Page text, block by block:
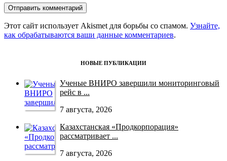
Этот сайт использует Akismet для борьбы со спамом. Узнайте,
как обрабатываются ваши данные комментариев.
НОВЫЕ ПУБЛИКАЦИИ
Ученые ВНИРО завершили мониторинговый
рейс в ...
7 августа, 2026
Казахстанская «Продкорпорация»
рассматривает ...
7 августа, 2026